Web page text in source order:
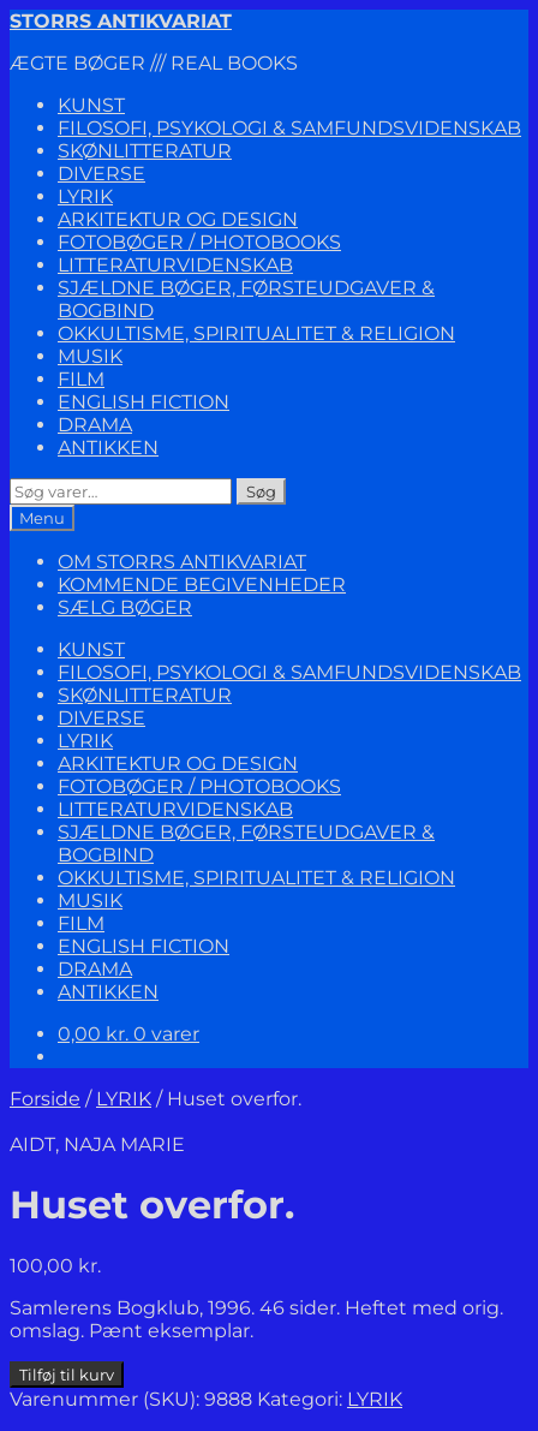
Spring
navigation
Spring
indhold
STORRS ANTIKVARIAT
ÆGTE BØGER /// REAL BOOKS
KUNST
FILOSOFI, PSYKOLOGI & SAMFUNDSVIDENSKAB
SKØNLITTERATUR
DIVERSE
LYRIK
ARKITEKTUR OG DESIGN
FOTOBØGER / PHOTOBOOKS
LITTERATURVIDENSKAB
SJÆLDNE BØGER, FØRSTEUDGAVER &
BOGBIND
OKKULTISME, SPIRITUALITET & RELIGION
MUSIK
FILM
ENGLISH FICTION
DRAMA
ANTIKKEN
Søg
efter:
Søg
Menu
OM STORRS ANTIKVARIAT
KOMMENDE BEGIVENHEDER
SÆLG BØGER
KUNST
FILOSOFI, PSYKOLOGI & SAMFUNDSVIDENSKAB
SKØNLITTERATUR
DIVERSE
LYRIK
ARKITEKTUR OG DESIGN
FOTOBØGER / PHOTOBOOKS
LITTERATURVIDENSKAB
SJÆLDNE BØGER, FØRSTEUDGAVER &
BOGBIND
OKKULTISME, SPIRITUALITET & RELIGION
MUSIK
FILM
ENGLISH FICTION
DRAMA
ANTIKKEN
0,00 kr. 0 varer
Forside / LYRIK / Huset overfor.
AIDT, NAJA MARIE
Huset overfor.
100,00 kr.
Samlerens Bogklub, 1996. 46 sider. Heftet med orig.
omslag. Pænt eksemplar.
Huset
overfor.
Tilføj til kurv
Varenummer (SKU): 9888 Kategori: LYRIK